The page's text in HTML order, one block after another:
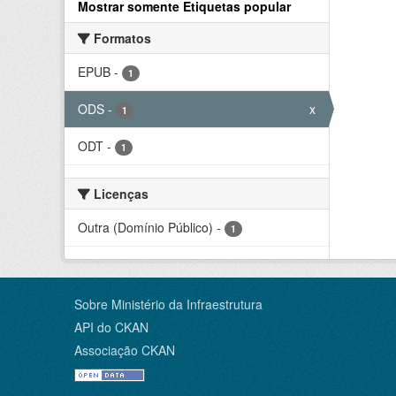
Mostrar somente Etiquetas popular
Formatos
EPUB - 1
ODS - 1 x
ODT - 1
Licenças
Outra (Domínio Público) - 1
Sobre Ministério da Infraestrutura
API do CKAN
Associação CKAN